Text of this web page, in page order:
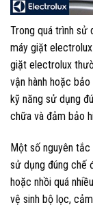
Trong quá trình sử
máy giặt
giặt electrolux
vận hành hoặc
kỹ năng sử dụng
chữa và đảm bảo
Một số nguyên
sử dụng đúng chế
hoặc nhồi quá
vệ sinh bộ lọc,